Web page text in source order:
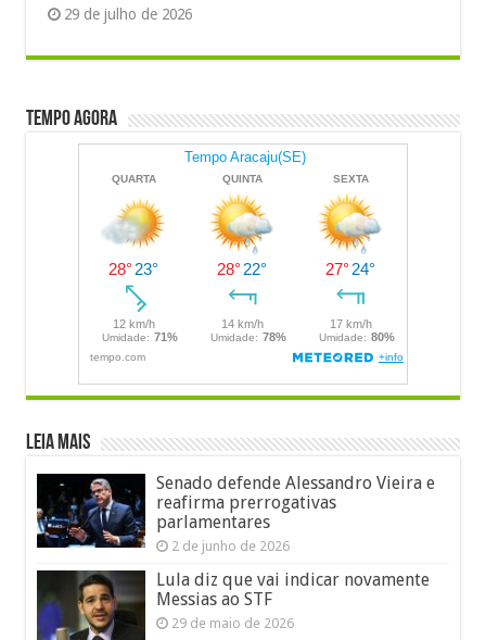
29 de julho de 2026
Tempo Agora
LEIA MAIS
Senado defende Alessandro Vieira e
reafirma prerrogativas
parlamentares
2 de junho de 2026
Lula diz que vai indicar novamente
Messias ao STF
29 de maio de 2026